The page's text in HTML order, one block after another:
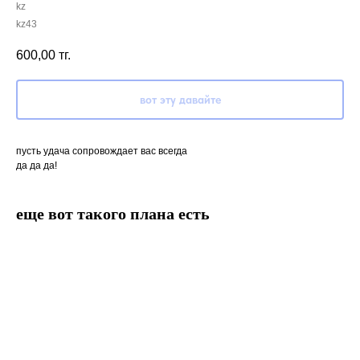
kz
kz43
600,00 тг.
вот эту давайте
пусть удача сопровождает вас всегда
да да да!
еще вот такого плана есть